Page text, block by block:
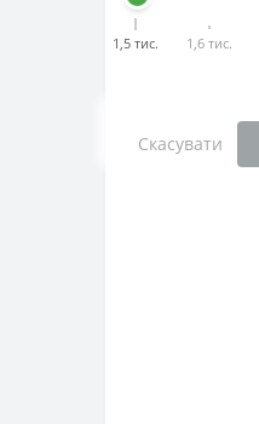
1,5 тис. 1,6 тис.
Скасувати